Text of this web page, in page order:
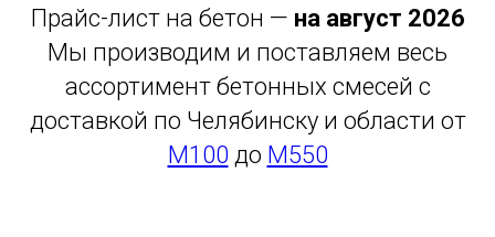
СМОТРЕТЬ
ПРАЙС PDF
Прайс-лист на бетон — на август 2026
Мы производим и поставляем весь
ассортимент бетонных смесей с
доставкой по Челябинску и области от
М100 до М550